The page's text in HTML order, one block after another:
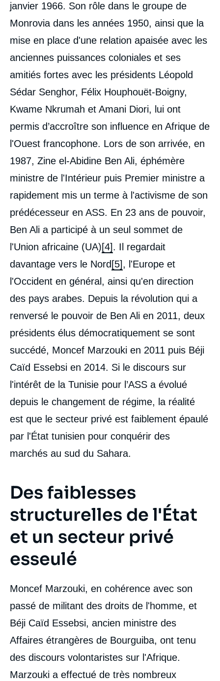
janvier 1966. Son rôle dans le groupe de
Monrovia dans les années 1950, ainsi que la
mise en place d'une relation apaisée avec les
anciennes puissances coloniales et ses
amitiés fortes avec les présidents Léopold
Sédar Senghor, Félix Houphouët-Boigny,
Kwame Nkrumah et Amani Diori, lui ont
permis d’accroître son influence en Afrique de
l'Ouest francophone. Lors de son arrivée, en
1987, Zine el-Abidine Ben Ali, éphémère
ministre de l'Intérieur puis Premier ministre a
rapidement mis un terme à l'activisme de son
prédécesseur en ASS. En 23 ans de pouvoir,
Ben Ali a participé à un seul sommet de
l'Union africaine (UA)[4]. Il regardait
davantage vers le Nord [5], l'Europe et
l'Occident en général, ainsi qu'en direction
des pays arabes. Depuis la révolution qui a
renversé le pouvoir de Ben Ali en 2011, deux
présidents élus démocratiquement se sont
succédé, Moncef Marzouki en 2011 puis Béji
Caïd Essebsi en 2014. Si le discours sur
l'intérêt de la Tunisie pour l’ASS a évolué
depuis le changement de régime, la réalité
est que le secteur privé est faiblement épaulé
par l'État tunisien pour conquérir des
marchés au sud du Sahara.
Des faiblesses
structurelles de l'État
et un secteur privé
esseulé
Moncef Marzouki, en cohérence avec son
passé de militant des droits de l'homme, et
Béji Caïd Essebsi, ancien ministre des
Affaires étrangères de Bourguiba, ont tenu
des discours volontaristes sur l'Afrique.
Marzouki a effectué de très nombreux